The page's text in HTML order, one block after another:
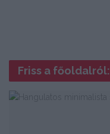
Friss a főoldalról: